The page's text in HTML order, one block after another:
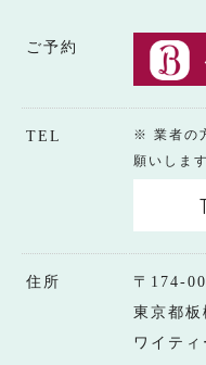
ご予約
TEL
※ 業者の
願いします
住所
〒174-
東京都板
ワイティ